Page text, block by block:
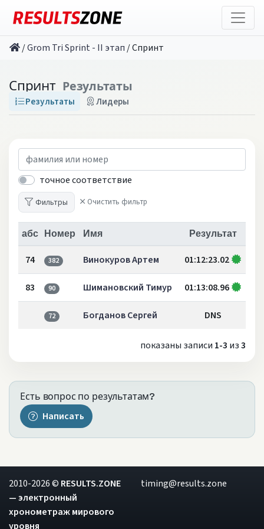
/Grom Tri Sprint - II этап /Спринт
Спринт Результаты
Результаты Лидеры
точное соответствие
Фильтры Очистить фильтр
абс Номер Имя Результат
74 382 Винокуров Артем 01:12:23.02
83 90 Шимановский Тимур 01:13:08.96
72 Богданов Сергей DNS
показаны записи 1-3 из3
Есть вопрос по результатам?
Написать
2010-2026 © RESULTS.ZONE
— электронный
хронометраж мирового
уровня
timing@results.zone